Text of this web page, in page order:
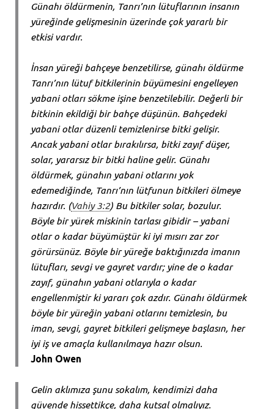
Günahı öldürmenin, Tanrı’nın lütuflarının insanın
yüreğinde gelişmesinin üzerinde çok yararlı bir
etkisi vardır.
İnsan yüreği bahçeye benzetilirse, günahı öldürme
Tanrı’nın lütuf bitkilerinin büyümesini engelleyen
yabani otları sökme işine benzetilebilir. Değerli bir
bitkinin ekildiği bir bahçe düşünün. Bahçedeki
yabani otlar düzenli temizlenirse bitki gelişir.
Ancak yabani otlar bırakılırsa, bitki zayıf düşer,
solar, yararsız bir bitki haline gelir. Günahı
öldürmek, günahın yabani otlarını yok
edemediğinde, Tanrı’nın lütfunun bitkileri ölmeye
hazırdır. (Vahiy 3:2) Bu bitkiler solar, bozulur.
Böyle bir yürek miskinin tarlası gibidir – yabani
otlar o kadar büyümüştür ki iyi mısırı zar zor
görürsünüz. Böyle bir yüreğe baktığınızda imanın
lütufları, sevgi ve gayret vardır; yine de o kadar
zayıf, günahın yabani otlarıyla o kadar
engellenmiştir ki yararı çok azdır. Günahı öldürmek
böyle bir yüreğin yabani otlarını temizlesin, bu
iman, sevgi, gayret bitkileri gelişmeye başlasın, her
iyi iş ve amaçla kullanılmaya hazır olsun.
John Owen
Gelin aklımıza şunu sokalım, kendimizi daha
güvende hissettikçe, daha kutsal olmalıyız.